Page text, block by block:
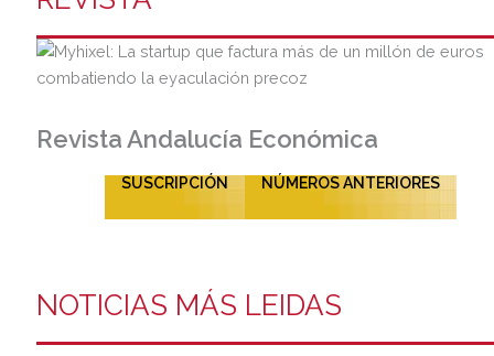
Revista Andalucía Económica
SUSCRIPCIÓN NÚMEROS ANTERIORES
NOTICIAS MÁS LEIDAS